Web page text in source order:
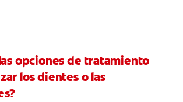
opciones de tratamiento
los dientes o las